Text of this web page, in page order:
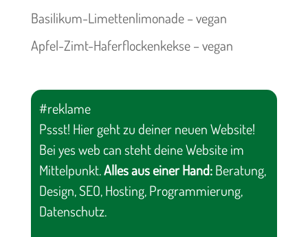
Basilikum-Limettenlimonade – vegan
Apfel-Zimt-Haferflockenkekse – vegan
#reklame
Pssst! Hier geht zu deiner neuen Website!
Bei yes web can steht deine Website im
Mittelpunkt.Alles aus einer Hand:Beratung,
Design, SEO, Hosting, Programmierung,
Datenschutz.